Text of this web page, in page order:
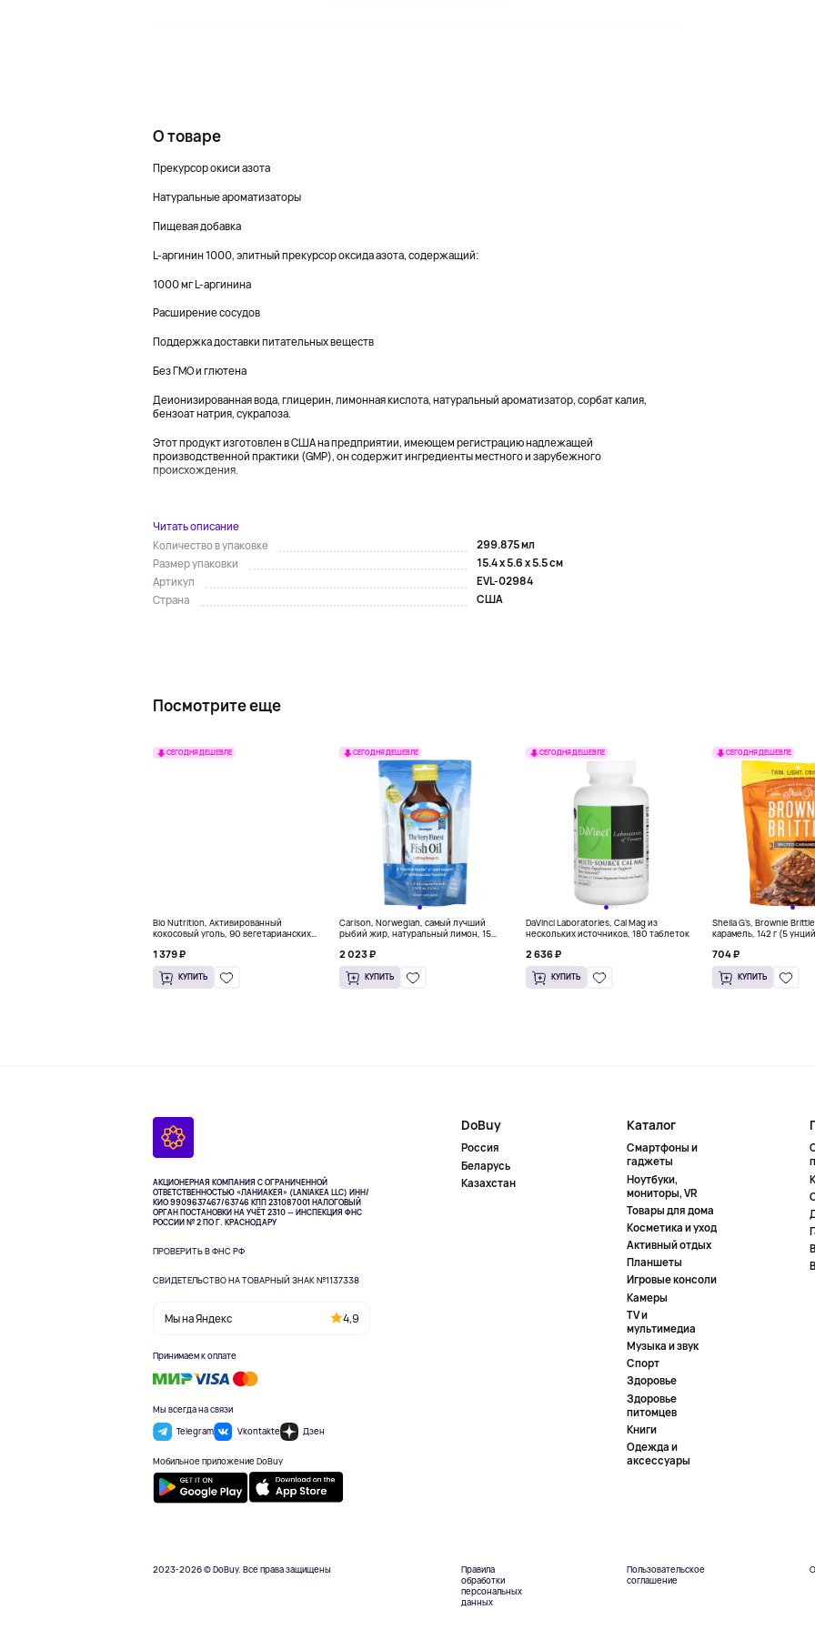
О товаре
Прекурсор окиси азота
Натуральные ароматизаторы
Пищевая добавка
L-аргинин 1000, элитный прекурсор оксида азота, содержащий:
1000 мг L-аргинина
Расширение сосудов
Поддержка доставки питательных веществ
Без ГМО и глютена
Деионизированная вода, глицерин, лимонная кислота, натуральный ароматизатор, сорбат калия,
бензоат натрия, сукралоза.
Этот продукт изготовлен в США на предприятии, имеющем регистрацию надлежащей
производственной практики (GMP), он содержит ингредиенты местного и зарубежного
происхождения.
Читать описание
Количество в упаковке
299.875 мл
Размер упаковки
15.4 x 5.6 x 5.5 см
Артикул
EVL-02984
Страна
США
Посмотрите еще
СЕГОДНЯ ДЕШЕВЛЕ
Bio Nutrition, Активированный
кокосовый уголь, 90 вегетарианских
1 379 ₽
КУПИТЬ
СЕГОДНЯ ДЕШЕВЛЕ
Carlson, Norwegian, самый лучший
рыбий жир, натуральный лимон, 15
2 023 ₽
КУПИТЬ
СЕГОДНЯ ДЕШЕВЛЕ
DaVinci Laboratories, Cal Mag из
нескольких источников, 180 таблеток
2 636 ₽
КУПИТЬ
СЕГОДНЯ ДЕШЕВЛЕ
Sheila G's, Brownie
карамель, 142 г (5
704 ₽
КУПИТЬ
АКЦИОНЕРНАЯ КОМПАНИЯ С ОГРАНИЧЕННОЙ
ОТВЕТСТВЕННОСТЬЮ «ЛАНИАКЕЯ» (LANIAKEA LLC) ИНН/
КИО 9909637467/63746 КПП 231087001НАЛОГОВЫЙ
ОРГАН ПОСТАНОВКИ НА УЧЁТ 2310 — ИНСПЕКЦИЯ ФНС
РОССИИ № 2 ПО Г. КРАСНОДАРУ
ПРОВЕРИТЬ В ФНС РФ
СВИДЕТЕЛЬСТВО НА ТОВАРНЫЙ ЗНАК №1137338
Мы на Яндекс 4,9
Принимаем к оплате
Мы всегда на связи
Telegram
Vkontakte Дзен
Мобильное приложение DoBuy
DoBuy
Россия
Беларусь
Казахстан
Каталог
Смартфоны и
гаджеты
Ноутбуки,
мониторы, VR
Товары для дома
Косметика и уход
Активный отдых
Планшеты
Игровые консоли
Камеры
TV и
мультимедиа
Музыка и звук
Спорт
Здоровье
Здоровье
питомцев
Книги
Одежда и
аксессуары
2023-2026 © DoBuy. Все права защищены
Правила
обработки
персональных
данных
Пользовательское
соглашение